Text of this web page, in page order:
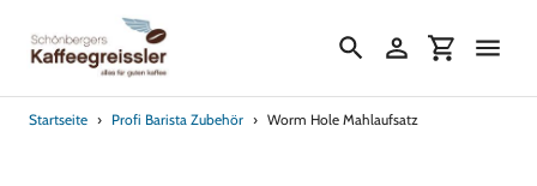
zum
Inhalt
SuchenEinloggen
Startseite › Profi Barista Zubehör › Worm Hole Mahlaufsatz